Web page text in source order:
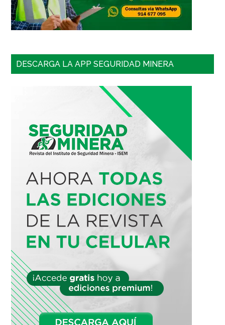
DESCARGA LA APP SEGURIDAD MINERA